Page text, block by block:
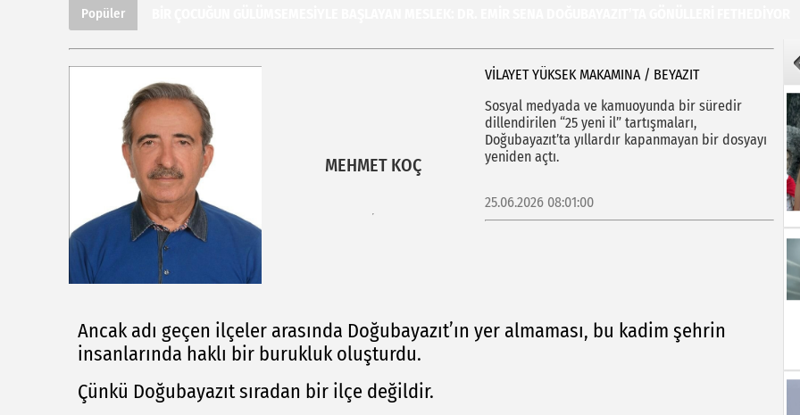
Popüler
MEHMET KOÇ
VİLAYET YÜKSEK MAKAMINA / BEYAZIT
Sosyal medyada ve kamuoyunda bir süredir
dillendirilen “25 yeni il” tartışmaları,
Doğubayazıt’ta yıllardır kapanmayan bir dosyayı
yeniden açtı.
25.06.2026 08:01:00
Ancak adı geçen ilçeler arasında Doğubayazıt’ın yer almaması, bu kadim şehrin
insanlarında haklı bir burukluk oluşturdu.
Çünkü Doğubayazıt sıradan bir ilçe değildir.